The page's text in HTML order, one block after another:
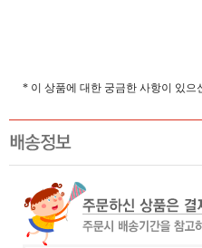
* 이 상품에 대한 궁금한 사항이 있